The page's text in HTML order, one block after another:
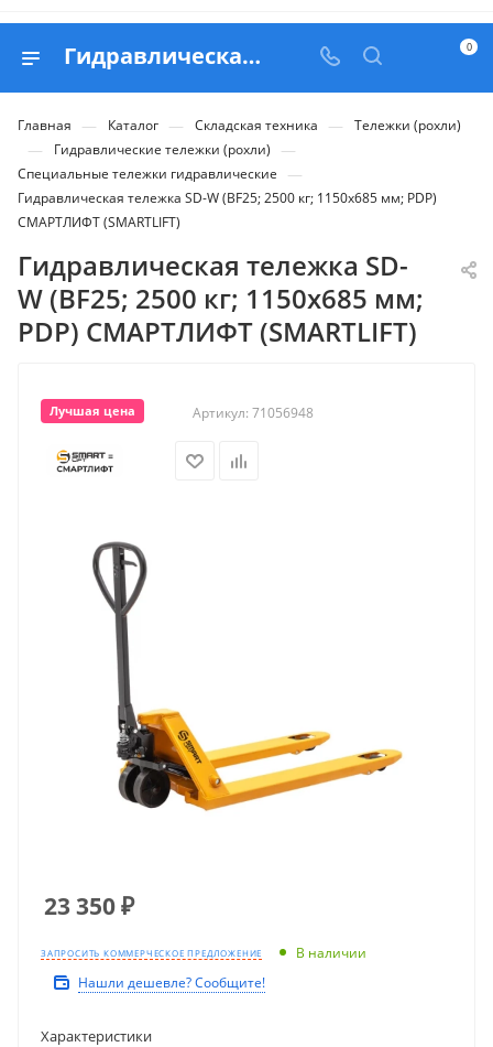
Гидравлическая тележка SD-W (BF25; 2500 кг; 1150х685 мм; PDP) СМАРТЛИФТ (SMARTLIFT) - купить в Belapex 0
Главная — Каталог — Складская техника — Тележки (рохли)
— Гидравлические тележки (рохли) —
Специальные тележки гидравлические —
Гидравлическая тележка SD-W (BF25; 2500 кг; 1150х685 мм; PDP)
СМАРТЛИФТ (SMARTLIFT)
Гидравлическая тележка SD-
W (BF25; 2500 кг; 1150х685 мм;
PDP) СМАРТЛИФТ (SMARTLIFT)
Лучшая цена Артикул: 71056948
23 350₽
ЗАПРОСИТЬ КОММЕРЧЕСКОЕ ПРЕДЛОЖЕНИЕ
В наличии
Нашли дешевле? Сообщите!
Характеристики